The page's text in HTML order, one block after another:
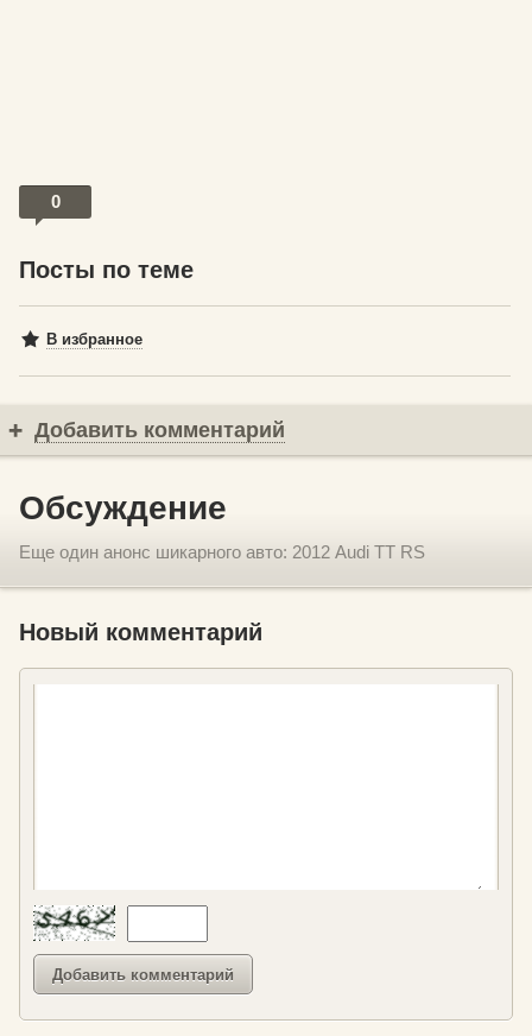
0
Посты по теме
В избранное
Добавить комментарий
Обсуждение
Еще один анонс шикарного авто: 2012 Audi TT RS
Новый комментарий